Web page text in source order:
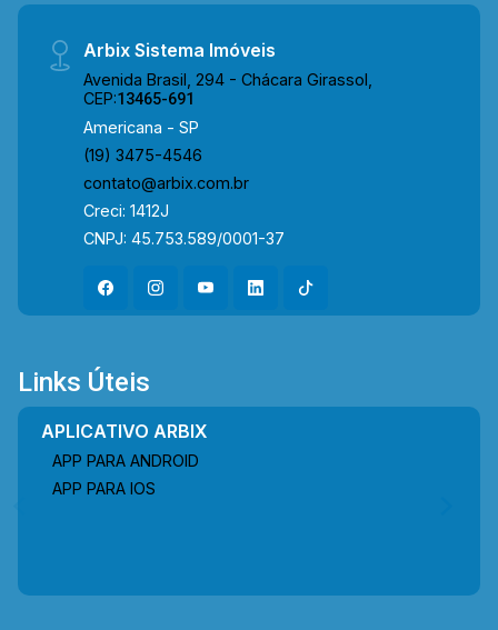
mudança!
Arbix Sistema Imóveis
Avenida Brasil, 294 - Chácara Girassol,
CEP:13465-691
Americana - SP
(19) 3475-4546
contato@arbix.com.br
Creci: 1412J
CNPJ: 45.753.589/0001-37
Links Úteis
APLICATIVO ARBIX
APP PARA ANDROID
APP PARA IOS